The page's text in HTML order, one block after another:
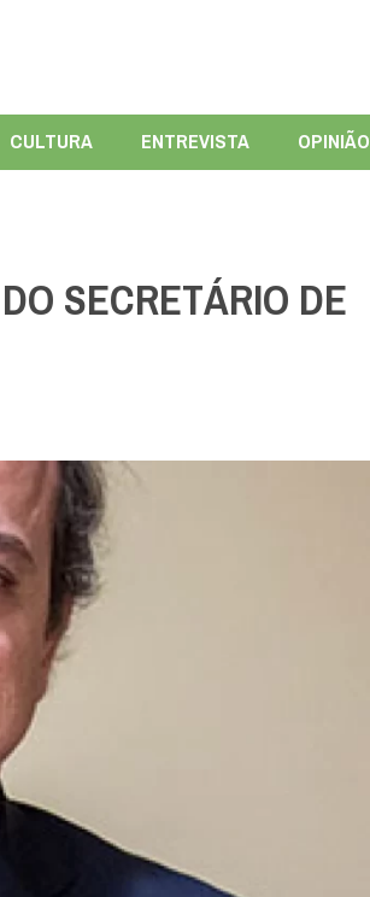
CULTURA ENTREVISTA OPINIÃO
SECRETÁRIO DE